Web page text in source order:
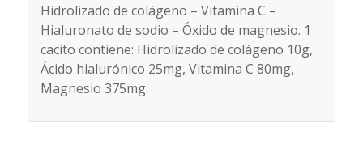
Hidrolizado de colágeno – Vitamina C –
Hialuronato de sodio – Óxido de magnesio. 1
cacito contiene: Hidrolizado de colágeno 10g,
Ácido hialurónico 25mg, Vitamina C 80mg,
Magnesio 375mg.